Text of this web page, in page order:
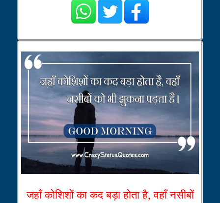
जहाँ कोशिशों का कद बड़ा होता है, वहाँ नसीबों